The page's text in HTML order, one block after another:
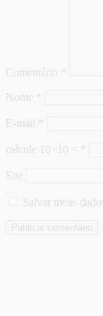
Comentário
Nome
E-mail
calcule 10+10 =
Site
Salvar meus